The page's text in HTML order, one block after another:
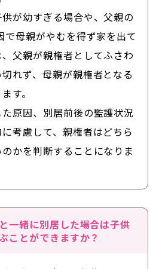
が幼すぎる場合や、父親の
で母親がやむを得ず家を出て
父親が親権者としてふさわ
れず、母親が親権者となる
す。
原因、別居前後の監護状況
考慮して、親権者はどちら
かを判断することになりま
一緒に別居した場合は子供
ことができますか？